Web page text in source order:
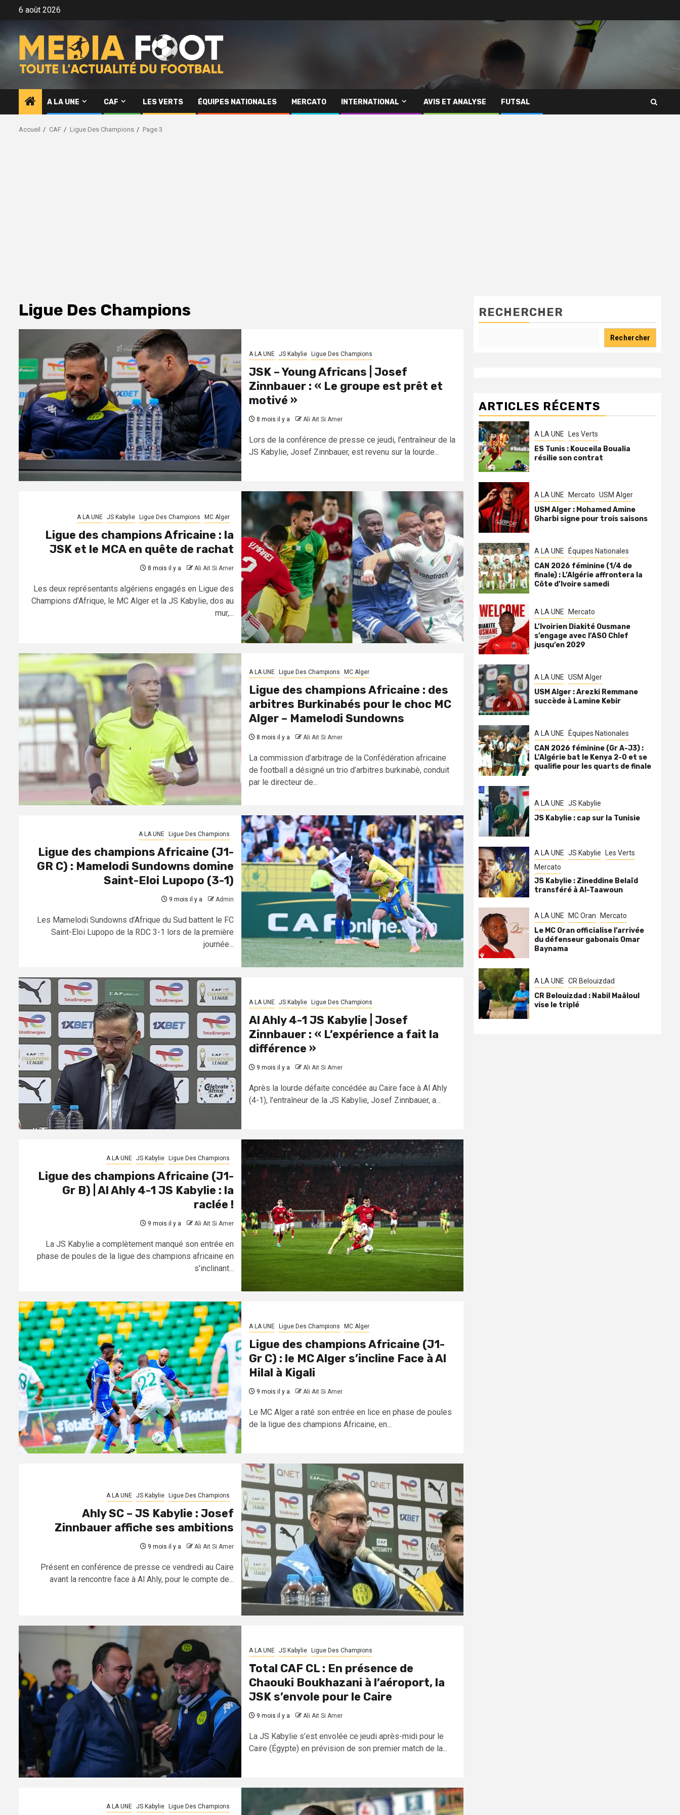
6 août 2026
A LA UNE CAF LES VERTS ÉQUIPES NATIONALES MERCATO INTERNATIONAL AVIS ET ANALYSE FUTSAL
Accueil CAF Ligue Des Champions Page 3
Ligue Des Champions
A LA UNE JS Kabylie Ligue Des Champions
JSK – Young Africans | Josef
Zinnbauer : « Le groupe est prêt et
motivé »
8 mois il y a Ali Ait Si Amer
Lors de la conférence de presse ce jeudi, l’entraîneur de la
JS Kabylie, Josef Zinnbauer, est revenu sur la lourde...
A LA UNE JS Kabylie Ligue Des Champions MC Alger
Ligue des champions Africaine : la
JSK et le MCA en quête de rachat
8 mois il y a Ali Ait Si Amer
Les deux représentants algériens engagés en Ligue des
Champions d’Afrique, le MC Alger et la JS Kabylie, dos au
mur,...
A LA UNE Ligue Des Champions MC Alger
Ligue des champions Africaine : des
arbitres Burkinabés pour le choc MC
Alger – Mamelodi Sundowns
8 mois il y a Ali Ait Si Amer
La commission d’arbitrage de la Confédération africaine
de football a désigné un trio d’arbitres burkinabè, conduit
par le directeur de...
A LA UNE Ligue Des Champions
Ligue des champions Africaine (J1-
GR C) : Mamelodi Sundowns domine
Saint-Eloi Lupopo (3-1)
9 mois il y a Admin
Les Mamelodi Sundowns d’Afrique du Sud battent le FC
Saint-Eloi Lupopo de la RDC 3-1 lors de la première
journée...
A LA UNE JS Kabylie Ligue Des Champions
Al Ahly 4-1 JS Kabylie | Josef
Zinnbauer : « L’expérience a fait la
différence »
9 mois il y a Ali Ait Si Amer
Après la lourde défaite concédée au Caire face à Al Ahly
(4-1), l’entraîneur de la JS Kabylie, Josef Zinnbauer, a...
A LA UNE JS Kabylie Ligue Des Champions
Ligue des champions Africaine (J1-
Gr B) | Al Ahly 4-1 JS Kabylie : la
raclée !
9 mois il y a Ali Ait Si Amer
La JS Kabylie a complètement manqué son entrée en
phase de poules de la ligue des champions africaine en
s’inclinant...
A LA UNE Ligue Des Champions MC Alger
Ligue des champions Africaine (J1-
Gr C) : le MC Alger s’incline Face à Al
Hilal à Kigali
9 mois il y a Ali Ait Si Amer
Le MC Alger a raté son entrée en lice en phase de poules
de la ligue des champions Africaine, en...
A LA UNE JS Kabylie Ligue Des Champions
Ahly SC – JS Kabylie : Josef
Zinnbauer affiche ses ambitions
9 mois il y a Ali Ait Si Amer
Présent en conférence de presse ce vendredi au Caire
avant la rencontre face à Al Ahly, pour le compte de...
A LA UNE JS Kabylie Ligue Des Champions
Total CAF CL : En présence de
Chaouki Boukhazani à l’aéroport, la
JSK s’envole pour le Caire
9 mois il y a Ali Ait Si Amer
La JS Kabylie s’est envolée ce jeudi après-midi pour le
Caire (Égypte) en prévision de son premier match de la...
A LA UNE JS Kabylie Ligue Des Champions
RECHERCHER
Rechercher
ARTICLES RÉCENTS
A LA UNE Les Verts
ES Tunis : Kouceila Boualia
résilie son contrat
A LA UNE Mercato USM Alger
USM Alger : Mohamed Amine
Gharbi signe pour trois saisons
A LA UNE Équipes Nationales
CAN 2026 féminine (1/4 de
finale) : L’Algérie affrontera la
Côte d’Ivoire samedi
A LA UNE Mercato
L’Ivoirien Diakité Ousmane
s’engage avec l’ASO Chlef
jusqu’en 2029
A LA UNE USM Alger
USM Alger : Arezki Remmane
succède à Lamine Kebir
A LA UNE Équipes Nationales
CAN 2026 féminine (Gr A-J3) :
L’Algérie bat le Kenya 2-0 et se
qualifie pour les quarts de finale
A LA UNE JS Kabylie
JS Kabylie : cap sur la Tunisie
A LA UNE JS Kabylie
Les Verts
Mercato
JS Kabylie : Zineddine Belaïd
transféré à Al-Taawoun
A LA UNE MC Oran Mercato
Le MC Oran officialise l’arrivée
du défenseur gabonais Omar
Baynama
A LA UNE CR Belouizdad
CR Belouizdad : Nabil Maâloul
vise le triplé